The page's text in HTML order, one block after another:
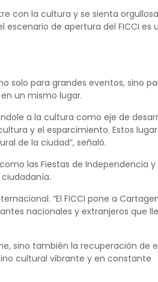
con la cultura y se sienta
de apertura del FICCI es
solo para grandes eventos, sino
un mismo lugar.
a la cultura como eje de
y el esparcimiento. Estos
de la ciudad”, señaló.
las Fiestas de Independencia y
“El FICCI pone a
nacionales y extranjeros que
sino también la recuperación de
cultural vibrante y en constante